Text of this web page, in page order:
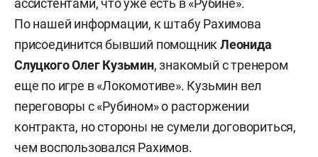
ассистентами, что уже есть в «Рубине».
По нашей информации, к штабу Рахимова
присоединится бывший помощник Леонида
СлуцкогоОлег Кузьмин, знакомый с тренером
еще по игре в «Локомотиве». Кузьмин вел
переговоры с «Рубином» о расторжении
контракта, но стороны не сумели договориться,
чем воспользовался Рахимов.